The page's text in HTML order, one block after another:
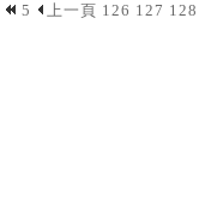
5 上一頁 126 127 128